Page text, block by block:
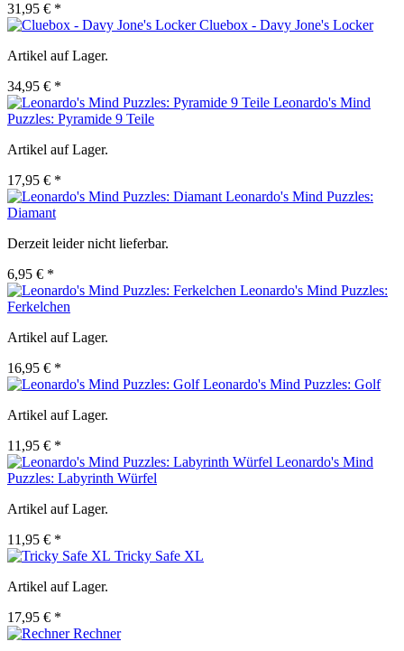
31,95 € *
Cluebox - Davy Jone's Locker
Artikel auf Lager.
34,95 € *
Leonardo's Mind
Puzzles: Pyramide 9 Teile
Artikel auf Lager.
17,95 € *
Leonardo's Mind Puzzles:
Diamant
Derzeit leider nicht lieferbar.
6,95 € *
Leonardo's Mind Puzzles:
Ferkelchen
Artikel auf Lager.
16,95 € *
Leonardo's Mind Puzzles: Golf
Artikel auf Lager.
11,95 € *
Leonardo's Mind
Puzzles: Labyrinth Würfel
Artikel auf Lager.
11,95 € *
Tricky Safe XL
Artikel auf Lager.
17,95 € *
Rechner